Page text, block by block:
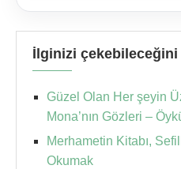
İlginizi
Güzel Olan Her şeyin
Mona’nın Gözleri –
Merhametin Kitabı,
Okumak